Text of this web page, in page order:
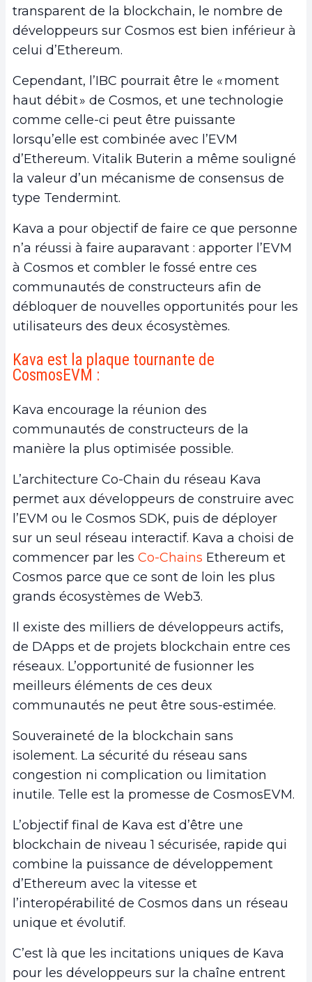
transparent de la blockchain, le nombre de
développeurs sur Cosmos est bien inférieur à
celui d’Ethereum.
Cependant, l’IBC pourrait être le « moment
haut débit » de Cosmos, et une technologie
comme celle-ci peut être puissante
lorsqu’elle est combinée avec l’EVM
d’Ethereum. Vitalik Buterin a même souligné
la valeur d’un mécanisme de consensus de
type Tendermint.
Kava a pour objectif de faire ce que personne
n’a réussi à faire auparavant : apporter l’EVM
à Cosmos et combler le fossé entre ces
communautés de constructeurs afin de
débloquer de nouvelles opportunités pour les
utilisateurs des deux écosystèmes.
Kava est la plaque tournante de
CosmosEVM :
Kava encourage la réunion des
communautés de constructeurs de la
manière la plus optimisée possible.
L’architecture Co-Chain du réseau Kava
permet aux développeurs de construire avec
l’EVM ou le Cosmos SDK, puis de déployer
sur un seul réseau interactif. Kava a choisi de
commencer par les Co-Chains Ethereum et
Cosmos parce que ce sont de loin les plus
grands écosystèmes de Web3.
Il existe des milliers de développeurs actifs,
de DApps et de projets blockchain entre ces
réseaux. L’opportunité de fusionner les
meilleurs éléments de ces deux
communautés ne peut être sous-estimée.
Souveraineté de la blockchain sans
isolement. La sécurité du réseau sans
congestion ni complication ou limitation
inutile. Telle est la promesse de CosmosEVM.
L’objectif final de Kava est d’être une
blockchain de niveau 1 sécurisée, rapide qui
combine la puissance de développement
d’Ethereum avec la vitesse et
l’interopérabilité de Cosmos dans un réseau
unique et évolutif.
C’est là que les incitations uniques de Kava
pour les développeurs sur la chaîne entrent